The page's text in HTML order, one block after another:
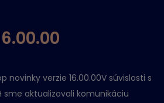
novinky verzie 16.00.00V súvislosti s
sme aktualizovali komunikáciu